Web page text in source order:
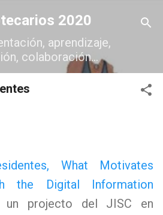
principal
2020
aprendizaje,
colaboración...
What Motivates
the Digital Information
un projecto del JISC en